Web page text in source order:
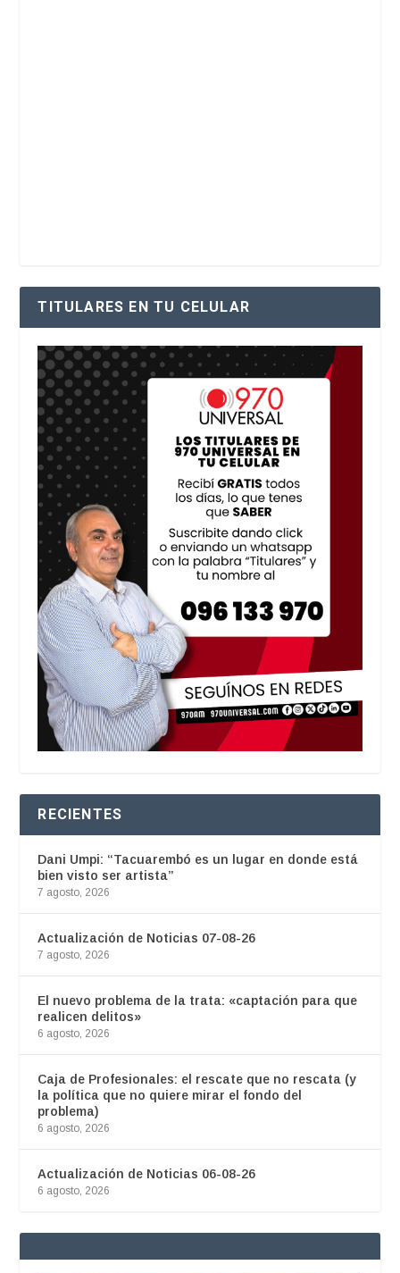
TITULARES EN TU CELULAR
RECIENTES
Dani Umpi: “Tacuarembó es un lugar en donde está
bien visto ser artista”
7 agosto, 2026
Actualización de Noticias 07-08-26
7 agosto, 2026
El nuevo problema de la trata: «captación para que
realicen delitos»
6 agosto, 2026
Caja de Profesionales: el rescate que no rescata (y
la política que no quiere mirar el fondo del
problema)
6 agosto, 2026
Actualización de Noticias 06-08-26
6 agosto, 2026